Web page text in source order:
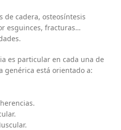
de cadera, osteosíntesis
esguinces, fracturas…
es particular en cada una de
genérica está orientado a: